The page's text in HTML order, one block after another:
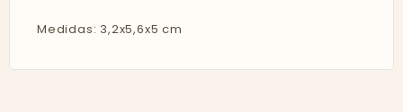
Medidas: 3,2x5,6x5 cm